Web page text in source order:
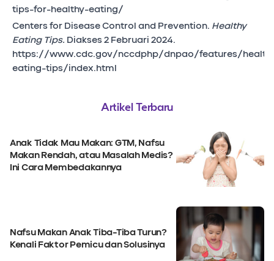
tips-for-healthy-eating/
Centers for Disease Control and Prevention. Healthy
Eating Tips. Diakses 2 Februari 2024.
https://www.cdc.gov/nccdphp/dnpao/features/
eating-tips/index.html
Artikel Terbaru
Anak Tidak Mau Makan: GTM, Nafsu
Makan Rendah, atau Masalah Medis?
Ini Cara Membedakannya
Nafsu Makan Anak Tiba-Tiba Turun?
Kenali Faktor Pemicu dan Solusinya